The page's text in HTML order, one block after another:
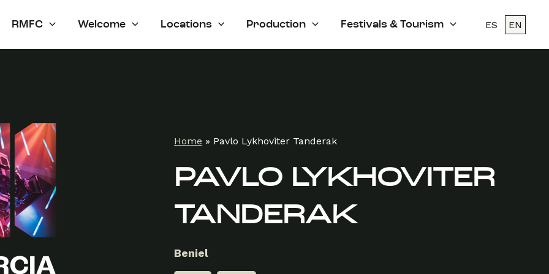
RMFC Welcome Locations Production Festivals & Tourism ES EN
Home » Pavlo Lykhoviter Tanderak
PAVLO LYKHOVITER
TANDERAK
Beniel